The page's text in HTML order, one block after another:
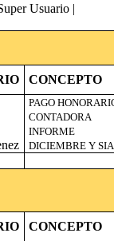
Usuario |
CONCEPTO
PAGO
CONTADORA
INFORME
DICIEMBRE Y SIA
CONCEPTO